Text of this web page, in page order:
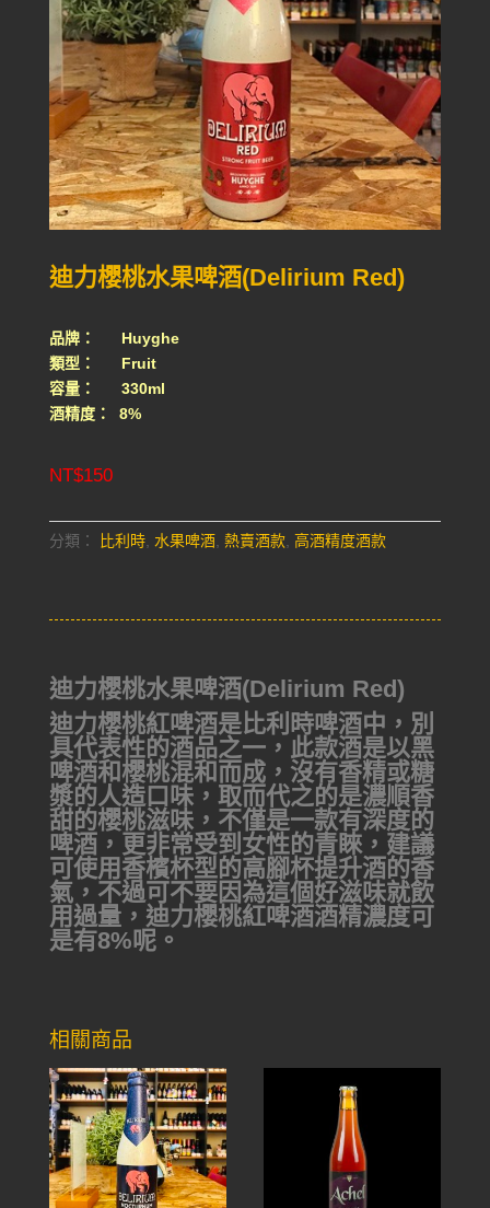
迪力櫻桃水果啤酒(Delirium Red)
品牌： Huyghe
類型： Fruit
容量： 330ml
酒精度： 8%
NT$150
分類： 比利時, 水果啤酒, 熱賣酒款, 高酒精度酒款
迪力櫻桃水果啤酒(Delirium Red)
迪力櫻桃紅啤酒是比利時啤酒中，別
具代表性的酒品之一，此款酒是以黑
啤酒和櫻桃混和而成，沒有香精或糖
漿的人造口味，取而代之的是濃順香
甜的櫻桃滋味，不僅是一款有深度的
啤酒，更非常受到女性的青睞，建議
可使用香檳杯型的高腳杯提升酒的香
氣，不過可不要因為這個好滋味就飲
用過量，迪力櫻桃紅啤酒酒精濃度可
是有8%呢。
相關商品